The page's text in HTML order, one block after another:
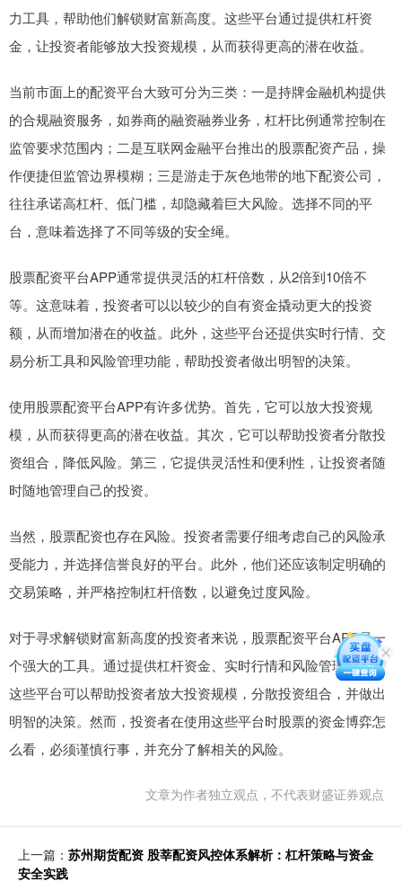
力工具，帮助他们解锁财富新高度。这些平台通过提供杠杆资
金，让投资者能够放大投资规模，从而获得更高的潜在收益。
当前市面上的配资平台大致可分为三类：一是持牌金融机构提供
的合规融资服务，如券商的融资融券业务，杠杆比例通常控制在
监管要求范围内；二是互联网金融平台推出的股票配资产品，操
作便捷但监管边界模糊；三是游走于灰色地带的地下配资公司，
往往承诺高杠杆、低门槛，却隐藏着巨大风险。选择不同的平
台，意味着选择了不同等级的安全绳。
股票配资平台APP通常提供灵活的杠杆倍数，从2倍到10倍不
等。这意味着，投资者可以以较少的自有资金撬动更大的投资
额，从而增加潜在的收益。此外，这些平台还提供实时行情、交
易分析工具和风险管理功能，帮助投资者做出明智的决策。
使用股票配资平台APP有许多优势。首先，它可以放大投资规
模，从而获得更高的潜在收益。其次，它可以帮助投资者分散投
资组合，降低风险。第三，它提供灵活性和便利性，让投资者随
时随地管理自己的投资。
当然，股票配资也存在风险。投资者需要仔细考虑自己的风险承
受能力，并选择信誉良好的平台。此外，他们还应该制定明确的
交易策略，并严格控制杠杆倍数，以避免过度风险。
对于寻求解锁财富新高度的投资者来说，股票配资平台APP是一
个强大的工具。通过提供杠杆资金、实时行情和风险管理功能，
这些平台可以帮助投资者放大投资规模，分散投资组合，并做出
明智的决策。然而，投资者在使用这些平台时股票的资金博弈怎
么看，必须谨慎行事，并充分了解相关的风险。
文章为作者独立观点，不代表财盛证券观点
上一篇： 苏州期货配资 股莘配资风控体系解析：杠杆策略与资金
安全实践